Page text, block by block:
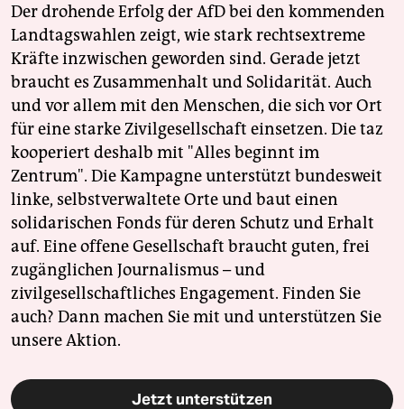
Der drohende Erfolg der AfD bei den kommenden
Landtagswahlen zeigt, wie stark rechtsextreme
Kräfte inzwischen geworden sind. Gerade jetzt
braucht es Zusammenhalt und Solidarität. Auch
und vor allem mit den Menschen, die sich vor Ort
für eine starke Zivilgesellschaft einsetzen. Die taz
kooperiert deshalb mit "Alles beginnt im
Zentrum". Die Kampagne unterstützt bundesweit
linke, selbstverwaltete Orte und baut einen
solidarischen Fonds für deren Schutz und Erhalt
auf. Eine offene Gesellschaft braucht guten, frei
zugänglichen Journalismus – und
zivilgesellschaftliches Engagement. Finden Sie
auch? Dann machen Sie mit und unterstützen Sie
unsere Aktion.
Jetzt unterstützen